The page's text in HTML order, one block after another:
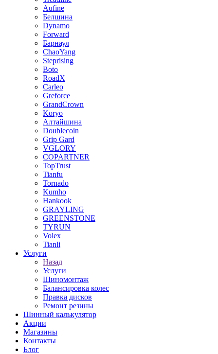
Aufine
Белшина
Dynamo
Forward
Барнаул
ChaoYang
Steprising
Boto
RoadX
Carleo
Greforce
GrandCrown
Koryo
Алтайшина
Doublecoin
Grip Gard
VGLORY
COPARTNER
TopTrust
Tianfu
Tornado
Kumho
Hankook
GRAYLING
GREENSTONE
TYRUN
Volex
Tianli
Услуги
Назад
Услуги
Шиномонтаж
Балансировка колес
Правка дисков
Ремонт резины
Шинный калькулятор
Акции
Магазины
Контакты
Блог